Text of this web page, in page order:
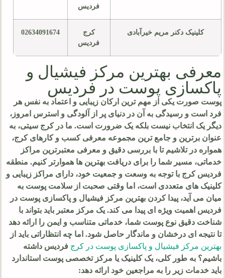
فردیس
کلینیک دکنر مریم خیرآبادی
کرج
فردیس
02634091674
معرفی بهترین مرکز فیشیال و
پاکسازی پوست در فردیس
پوست صورت یکی از مهم ترین ارکان زیبایی و اعتماد به نفس هر
فرد است و رسیدگی به آن در دنیای پر از آلودگی و استرس امروز،
دیگر یک انتخاب نیست بلکه یک ضرورت است. ما در کرج سیتی، به
عنوان برترین و جامع ترین مجموعه معرفی کسب و کارهای کرج،
همواره در تلاشیم تا با بررسی دقیق و معرفی معتبرترین مراکز
خدماتی، مسیر شما را برای دریافت بهترین ها هموارتر کنیم. منطقه
فردیس کرج با توجه به وسعت و جمعیت خود، دارای مراکز زیبایی و
کلینیک های متعددی است، اما وقتی صحبت از سلامت پوست به
میان می آید، پیدا کردن بهترین مرکز فیشیال و پاکسازی پوست در
فردیس اهمیت ویژه ای پیدا می کند. یک مرکز معتبر باید بتواند با
شناخت دقیق نوع پوست شما، خدماتی متناسب و ایمن را ارائه دهد
تا نتیجه ای درخشان و ماندگار حاصل شود. اما چه انتظاراتی باید از
بهترین مرکز فیشیال و پاکسازی پوست در کرج فردیس داشته
باشیم؟ به طور کلی، یک کلینیک یا مرکز تخصصی پوست استاندارد
باید خدمات زیر را به مراجعین خود ارائه دهد: